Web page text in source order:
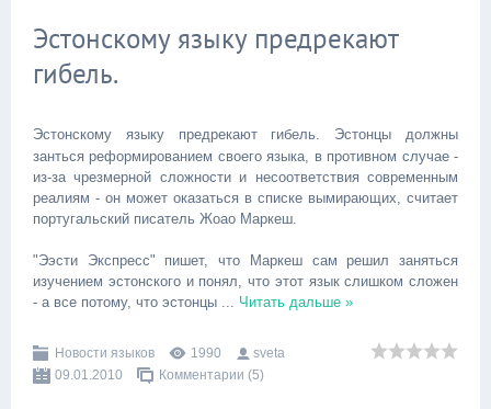
Эстонскому языку предрекают
гибель.
Эстонскому языку предрекают гибель. Эстонцы должны
занться реформированием своего языка, в противном случае -
из-за чрезмерной сложности и несоответствия современным
реалиям - он может оказаться в списке вымирающих, считает
португальский писатель Жоао Маркеш.
"Ээсти Экспресс" пишет, что Маркеш сам решил заняться
изучением эстонского и понял, что этот язык слишком сложен
- а все потому, что эстонцы ... Читать дальше »
Новости языков 1990
sveta
09.01.2010
Комментарии (5)